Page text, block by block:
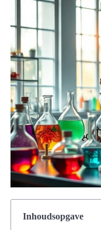
Inhoudsopgave